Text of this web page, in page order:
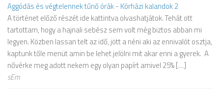
Aggódás és végtelennek tűnő órák - Kórházi kalandok 2
A történet előző részét ide kattintva olvashatjátok. Tehát ott
tartottam, hogy a hajnali sebész sem volt még biztos abban mi
legyen. Közben lassan telt az idő, jött a néni aki az ennivalót osztja,
kaptunk tőle menüt amin be lehet jelölni mit akar enni a gyerek. A
nővérke meg adott nekem egy olyan papírt amivel 25% […]
sEm